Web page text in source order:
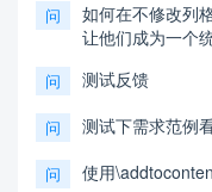
问
如何在不修改列
让他们成为一个
问 测试反馈
问 测试下需求范例
问 使用